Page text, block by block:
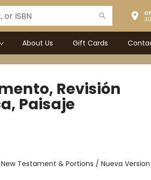
About Us Gift Cards
Revisión
Paisaje
Testament & Portions / Nueva Version